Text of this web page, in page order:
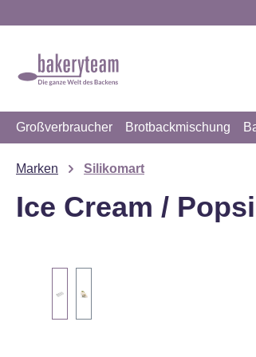
Großverbraucher Brotbackmischung
Marken Silikomart
Ice Cream /